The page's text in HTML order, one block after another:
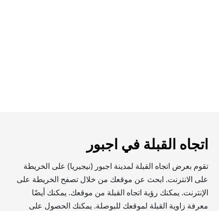
اتجاه القبلة في اجبور
تقوم بعرض اتجاه القبلة لمدينة اجبور (نيجيريا) على الخريطة
على الانترنت. ابحث عن موقعك من خلال تصفح الخريطة على
الإنترنت. يمكنك رؤية اتجاه القبلة من موقعك. يمكنك أيضًا
معرفة زاوية القبلة لموقعك للبوصلة. يمكنك الحصول على